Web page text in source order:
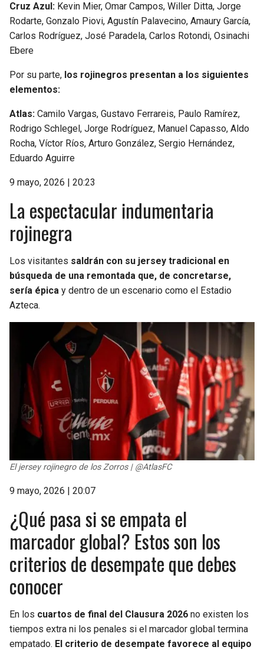
Cruz Azul: Kevin Mier, Omar Campos, Willer Ditta, Jorge
Rodarte, Gonzalo Piovi, Agustín Palavecino, Amaury García,
Carlos Rodríguez, José Paradela, Carlos Rotondi, Osinachi
Ebere
Por su parte, los rojinegros presentan a los siguientes
elementos:
Atlas: Camilo Vargas, Gustavo Ferrareis, Paulo Ramírez,
Rodrigo Schlegel, Jorge Rodríguez, Manuel Capasso, Aldo
Rocha, Víctor Ríos, Arturo González, Sergio Hernández,
Eduardo Aguirre
9 mayo, 2026 | 20:23
La espectacular indumentaria
rojinegra
Los visitantes saldrán con su jersey tradicional en
búsqueda de una remontada que, de concretarse,
sería épica y dentro de un escenario como el Estadio
Azteca.
El jersey rojinegro de los Zorros | @AtlasFC
9 mayo, 2026 | 20:07
¿Qué pasa si se empata el
marcador global? Estos son los
criterios de desempate que debes
conocer
En los cuartos de final del Clausura 2026 no existen los
tiempos extra ni los penales si el marcador global termina
empatado. El criterio de desempate favorece al equipo